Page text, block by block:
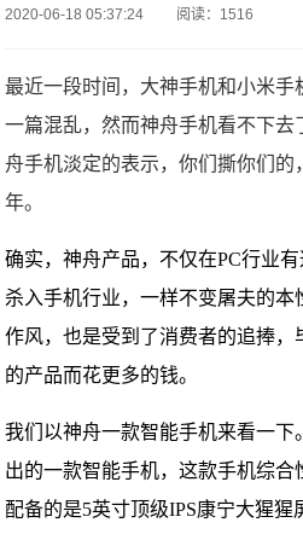
2020-06-18 05:37:24 阅读：1516
最近一段时间，大神手机和小米手
一篇混乱，然而神舟手机看不下去
舟手机淡定的表示，你们撕你们的
年。
确实，神舟产品，不仅在PC行业
杀入手机行业，一样不变屠夫的
作风，也是受到了消费者的追捧，
的产品而花更多的钱。
我们以神舟一款智能手机来看一下
出的一款智能手机，这款手机综合
配备的是5英寸顶级IPS康宁大猩猩